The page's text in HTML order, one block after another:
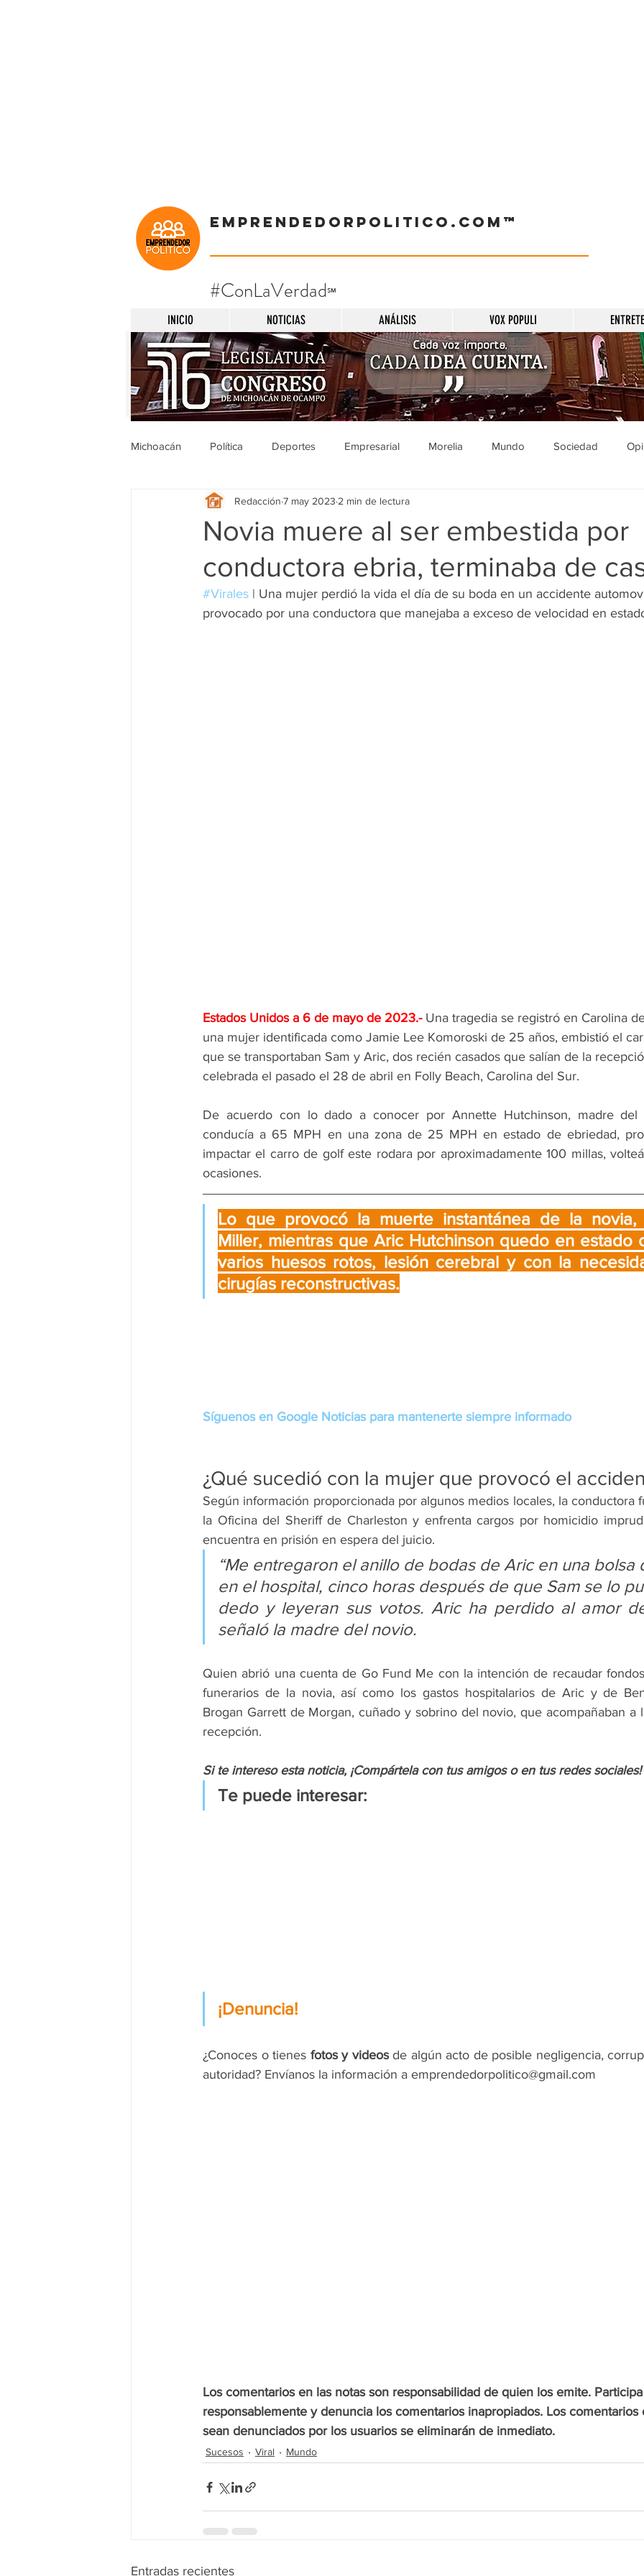
Emprendedorpolitico.com™
#ConLaVerdad℠
INICIO NOTICIAS ANÁLISIS VOX POPULI
Michoacán Política Deportes Empresarial Morelia Mundo Sociedad
Michoacán Nacionales Sucesos Entretenimiento
Legislativo Seguridad Educación Salud Gobierno Guanajuato Zamora
Ciencia y Tecnología Viral Justicia Zitácuaro México
Novia muere al ser embestida por
conductora ebria, terminaba de
Redacción 7 may 2023 2 min de lectura
#Virales | Una mujer perdió la vida el día de su boda en un accidente
provocado por una conductora que manejaba a exceso de velocidad en
Estados Unidos a 6 de mayo de 2023.- Una tragedia se registró en Carolina
una mujer identificada como Jamie Lee Komoroski de 25 años, embistió el
que se transportaban Sam y Aric, dos recién casados que salían de la
celebrada el pasado el 28 de abril en Folly Beach, Carolina del Sur.
De acuerdo con lo dado a conocer por Annette Hutchinson, madre del
conducía a 65 MPH en una zona de 25 MPH en estado de ebriedad,
impactar el carro de golf este rodara por aproximadamente 100 millas,
ocasiones.
Lo que provocó la muerte instantánea de la novia,
Miller, mientras que Aric Hutchinson quedo en estado
varios huesos rotos, lesión cerebral y con la
cirugías reconstructivas.
Síguenos en Google Noticias para mantenerte siempre informado
¿Qué sucedió con la mujer que provocó el
Según información proporcionada por algunos medios locales, la conductora
la Oficina del Sheriff de Charleston y enfrenta cargos por homicidio
encuentra en prisión en espera del juicio.
“Me entregaron el anillo de bodas de Aric en una bolsa
en el hospital, cinco horas después de que Sam se lo
dedo y leyeran sus votos. Aric ha perdido al amor
señaló la madre del novio.
Quien abrió una cuenta de Go Fund Me con la intención de recaudar
funerarios de la novia, así como los gastos hospitalarios de Aric y de
Brogan Garrett de Morgan, cuñado y sobrino del novio, que acompañaban a
recepción.
Si te intereso esta noticia, ¡Compártela con tus amigos o en tus redes sociales!
Te puede interesar:
¡Denuncia!
¿Conoces o tienes fotos y videos de algún acto de posible negligencia,
autoridad? Envíanos la información a emprendedorpolitico@gmail.com
Los comentarios en las notas son responsabilidad de quien los emite. Participa
responsablemente y denuncia los comentarios inapropiados. Los comentarios
sean denunciados por los usuarios se eliminarán de inmediato.
Sucesos Viral Mundo
Entradas recientes